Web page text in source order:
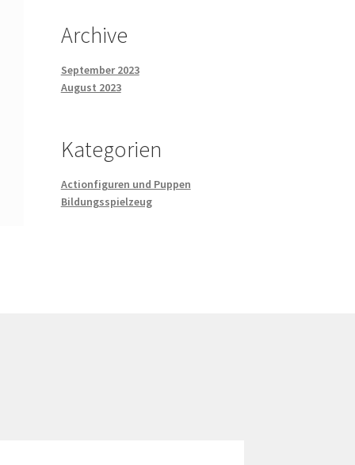
Archive
September 2023
August 2023
Kategorien
Actionfiguren und Puppen
Bildungsspielzeug